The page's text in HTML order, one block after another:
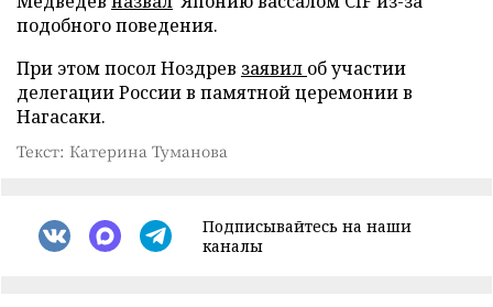
подобного поведения.
При этом посол Ноздрев заявил об участии
делегации России в памятной церемонии в
Нагасаки.
Текст: Катерина Туманова
Подписывайтесь на наши
каналы